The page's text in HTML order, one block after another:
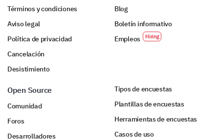
Por favor comparte cualquier pensamiento
final o comentario adicional que tengas para
nosotros.
Términos y condiciones
Aviso legal
Política de privacidad
Cancelación
Desistimiento
Blog
Boletín informativo
Empleos
Open Source
Comunidad
Foros
Desarrolladores
Tipos de encuestas
Plantillas de encuestas
Herramientas de encuestas
Casos de uso